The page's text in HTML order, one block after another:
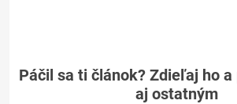
Páčil sa ti článok? Zdieľaj ho a
aj ostatným